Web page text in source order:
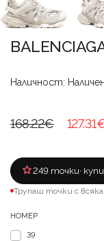
Наличност: Наличен
168.22€
249 точки·
Трупаш точки с
НОМЕР
39